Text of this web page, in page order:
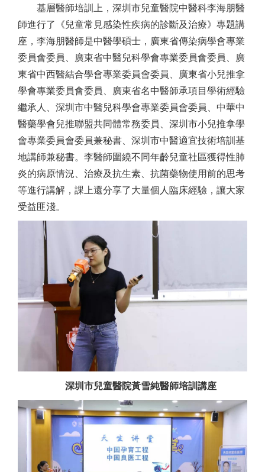
基層醫師培訓上，深圳市兒童醫院中醫科李海朋醫
師進行了《兒童常見感染性疾病的診斷及治療》專題講
座，李海朋醫師是中醫學碩士，廣東省傳染病學會專業
委員會委員、廣東省中醫兒科學會專業委員會委員、廣
東省中西醫結合學會專業委員會委員、廣東省小兒推拿
學會專業委員會委員、廣東省名中醫師承項目學術經驗
繼承人、深圳市中醫兒科學會專業委員會委員、中華中
醫藥學會兒推聯盟共同體常務委員、深圳市小兒推拿學
會專業委員會委員兼秘書、深圳市中醫適宜技術培訓基
地講師兼秘書。李醫師圍繞不同年齡兒童社區獲得性肺
炎的病原情況、治療及抗生素、抗菌藥物使用前的思考
等進行講解，課上還分享了大量個人臨床經驗，讓大家
受益匪淺。
深圳市兒童醫院黃雪純醫師培訓講座